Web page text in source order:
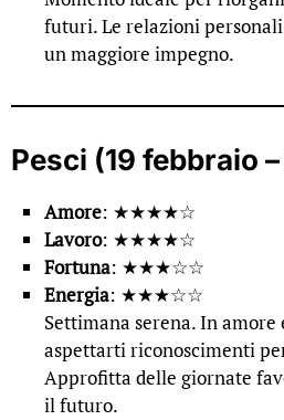
futuri. Le relazioni
un maggiore impegno.
Pesci (19 febbraio
Amore: ★★★★☆
Lavoro: ★★★★☆
Fortuna: ★★★☆☆
Energia: ★★★☆☆
Settimana serena. In amore
aspettarti riconoscimenti
Approfitta delle giornate
il futuro.